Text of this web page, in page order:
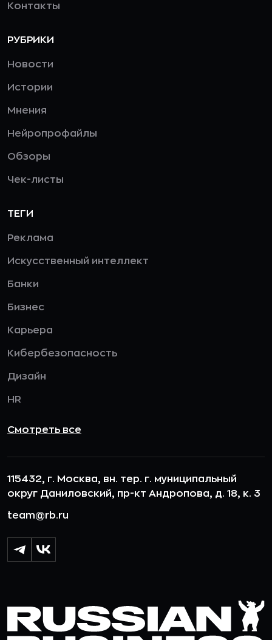
Контакты
РУБРИКИ
Новости
Истории
Мнения
Нейропрофайлы
Обзоры
Чек-листы
ТЕГИ
Реклама
Искусственный интеллект
Банки
Бизнес
Карьера
Кибербезопасность
Дизайн
HR
Смотреть все
115432, г. Москва, вн. тер. г. муниципальный
округ Даниловский, пр-кт Андропова, д. 18, к. 3
team@rb.ru